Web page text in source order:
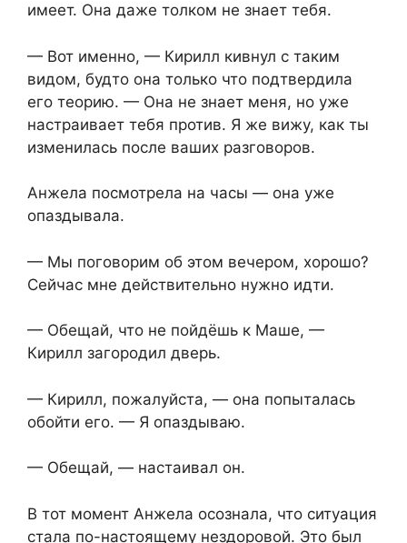
имеет. Она даже толком не знает тебя.
— Вот именно, — Кирилл кивнул с таким
видом, будто она только что подтвердила
его теорию. — Она не знает меня, но уже
настраивает тебя против. Я же вижу, как ты
изменилась после ваших разговоров.
Анжела посмотрела на часы — она уже
опаздывала.
— Мы поговорим об этом вечером, хорошо?
Сейчас мне действительно нужно идти.
— Обещай, что не пойдёшь к Маше, —
Кирилл загородил дверь.
— Кирилл, пожалуйста, — она попыталась
обойти его. — Я опаздываю.
— Обещай, — настаивал он.
В тот момент Анжела осознала, что ситуация
стала по-настоящему нездоровой. Это был